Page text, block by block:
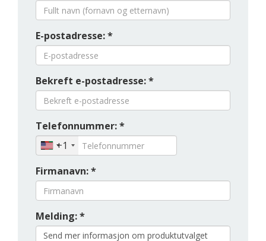
E-postadresse: *
Bekreft e-postadresse: *
Telefonnummer: *
+1
Firmanavn: *
Melding: *